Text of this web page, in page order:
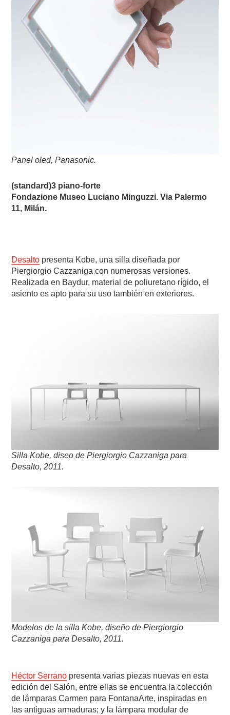
Panel oled, Panasonic.
(standard)3 piano-forte
Fondazione Museo Luciano Minguzzi. Via Palermo
11, Milán.
Desalto presenta Kobe, una silla diseñada por
Piergiorgio Cazzaniga con numerosas versiones.
Realizada en Baydur, material de poliuretano rígido, el
asiento es apto para su uso también en exteriores.
Silla Kobe, diseo de Piergiorgio Cazzaniga para
Desalto, 2011.
Modelos de la silla Kobe, diseño de Piergiorgio
Cazzaniga para Desalto, 2011.
Héctor Serrano presenta varias piezas nuevas en esta
edición del Salón, entre ellas se encuentra la colección
de lámparas Carmen para FontanaArte, inspiradas en
las antiguas armaduras; y la lámpara modular de